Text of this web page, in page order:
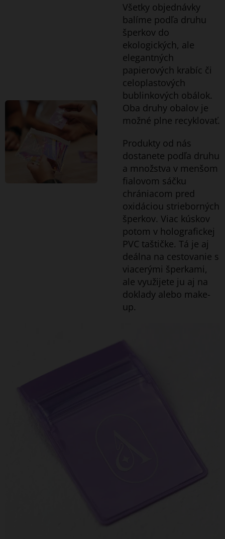
Všetky objednávky
balíme podľa druhu
šperkov do
ekologických, ale
elegantných
papierových krabíc či
celoplastových
bublinkových obálok.
Oba druhy obalov je
možné plne recyklovať.
Produkty od nás
dostanete podľa druhu
a množstva v menšom
fialovom sáčku
chrániacom pred
oxidáciou strieborných
šperkov. Viac kúskov
potom v holografickej
PVC taštičke. Tá je aj
deálna na cestovanie s
viacerými šperkami,
ale využijete ju aj na
doklady alebo make-
up.